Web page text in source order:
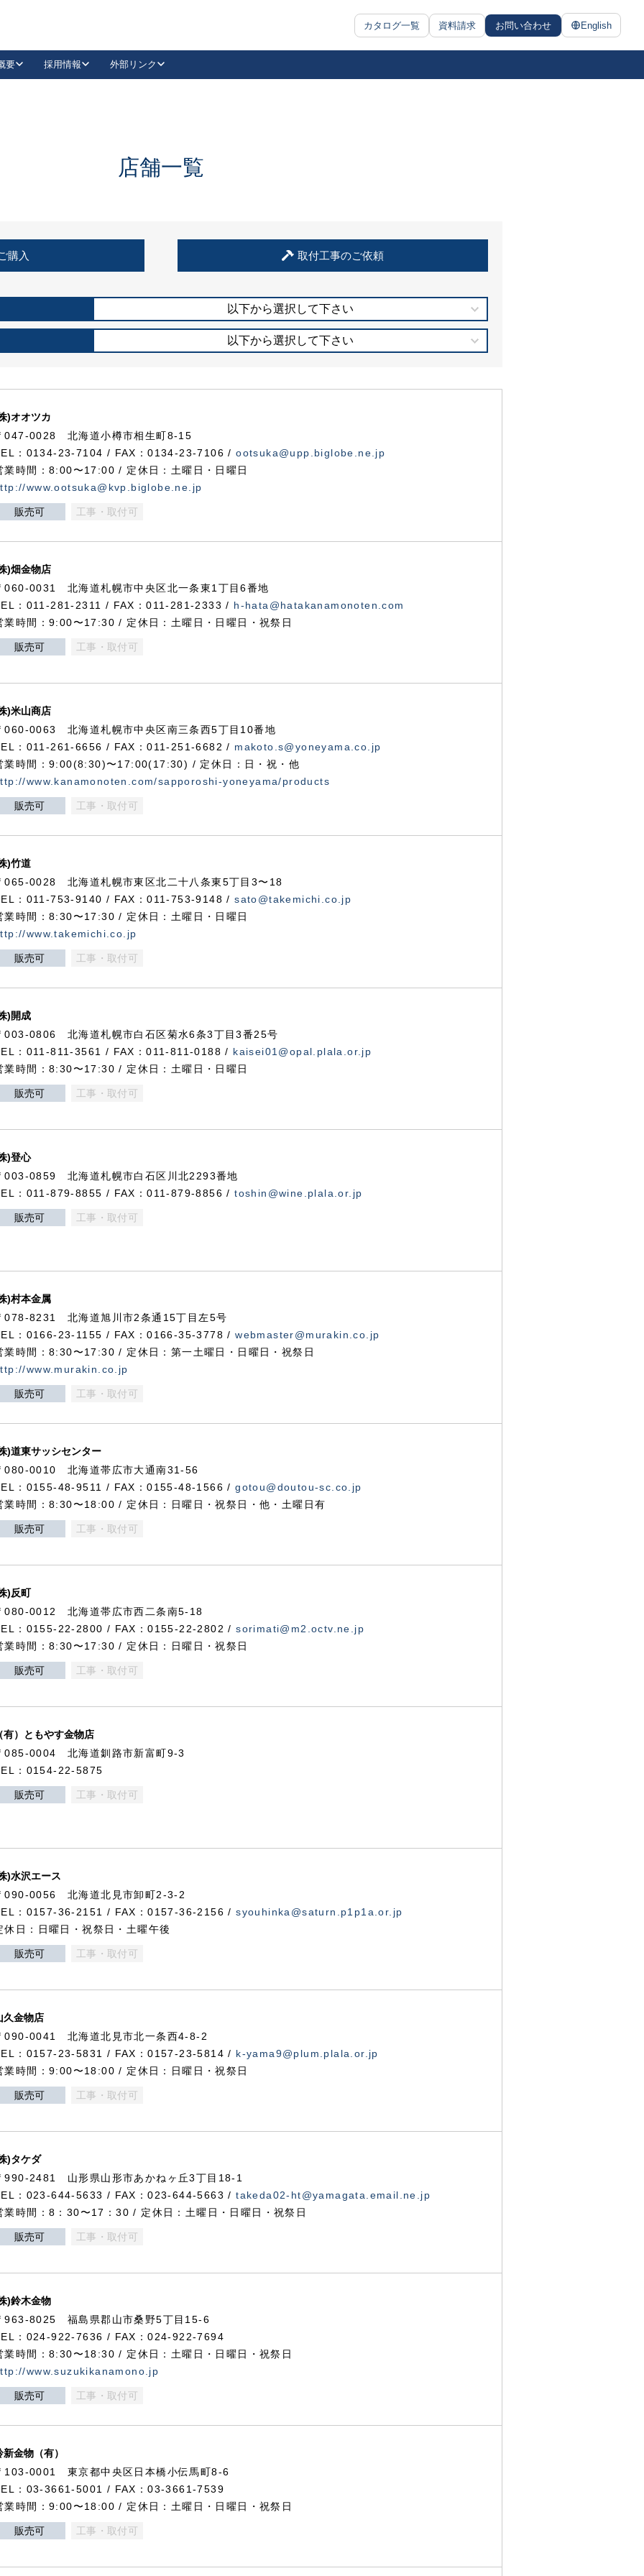
カタログ一覧 資料請求 お問い合わせ English
抗ウイルス・抗菌製品
要 採用情報 外部リンク
LinkedIn
住宅使用部材標準化推進協議会
店舗一覧
購入 取付工事のご依頼
以下から選択して下さい
以下から選択して下さい
)オオツカ
047-0028 北海道小樽市相生町8-15
：0134-23-7104 / FAX：0134-23-7106 /ootsuka@upp.biglobe.ne.jp
業時間：8:00〜17:00 / 定休日：土曜日・日曜日
www.ootsuka@kvp.biglobe.ne.jp
販売可 工事・取付可
)畑金物店
060-0031 北海道札幌市中央区北一条東1丁目6番地
：011-281-2311 / FAX：011-281-2333 / h-hata@hatakanamonoten.com
業時間：9:00〜17:30 / 定休日：土曜日・日曜日・祝祭日
販売可 工事・取付可
)米山商店
060-0063 北海道札幌市中央区南三条西5丁目10番地
：011-261-6656 / FAX：011-251-6682 / makoto.s@yoneyama.co.jp
業時間：9:00(8:30)〜17:00(17:30) / 定休日：日・祝・他
www.kanamonoten.com/sapporoshi-yoneyama/products
販売可 工事・取付可
)竹道
065-0028 北海道札幌市東区北二十八条東5丁目3〜18
：011-753-9140 / FAX：011-753-9148 /sato@takemichi.co.jp
業時間：8:30〜17:30 / 定休日：土曜日・日曜日
www.takemichi.co.jp
販売可 工事・取付可
)開成
003-0806 北海道札幌市白石区菊水6条3丁目3番25号
：011-811-3561 / FAX：011-811-0188 / kaisei01@opal.plala.or.jp
業時間：8:30〜17:30 / 定休日：土曜日・日曜日
販売可 工事・取付可
)登心
003-0859 北海道札幌市白石区川北2293番地
：011-879-8855 / FAX：011-879-8856 /toshin@wine.plala.or.jp
販売可 工事・取付可
)村本金属
078-8231 北海道旭川市2条通15丁目左5号
：0166-23-1155 / FAX：0166-35-3778 /webmaster@murakin.co.jp
業時間：8:30〜17:30 / 定休日：第一土曜日・日曜日・祝祭日
www.murakin.co.jp
販売可 工事・取付可
)道東サッシセンター
080-0010 北海道帯広市大通南31-56
：0155-48-9511 / FAX：0155-48-1566 /gotou@doutou-sc.co.jp
業時間：8:30〜18:00 / 定休日：日曜日・祝祭日・他・土曜日有
販売可 工事・取付可
)反町
080-0012 北海道帯広市西二条南5-18
：0155-22-2800 / FAX：0155-22-2802 /sorimati@m2.octv.ne.jp
業時間：8:30〜17:30 / 定休日：日曜日・祝祭日
販売可 工事・取付可
有）ともやす金物店
085-0004 北海道釧路市新富町9-3
：0154-22-5875
販売可 工事・取付可
)水沢エース
090-0056 北海道北見市卸町2-3-2
：0157-36-2151 / FAX：0157-36-2156 /syouhinka@saturn.p1p1a.or.jp
休日：日曜日・祝祭日・土曜午後
販売可 工事・取付可
久金物店
090-0041 北海道北見市北一条西4-8-2
：0157-23-5831 / FAX：0157-23-5814 / k-yama9@plum.plala.or.jp
業時間：9:00〜18:00 / 定休日：日曜日・祝祭日
販売可 工事・取付可
)タケダ
990-2481 山形県山形市あかねヶ丘3丁目18-1
：023-644-5633 / FAX：023-644-5663 /takeda02-ht@yamagata.email.ne.jp
業時間：8：30〜17：30 / 定休日：土曜日・日曜日・祝祭日
販売可 工事・取付可
)鈴木金物
963-8025 福島県郡山市桑野5丁目15-6
：024-922-7636 / FAX：024-922-7694
業時間：8:30〜18:30 / 定休日：土曜日・日曜日・祝祭日
www.suzukikanamono.jp
販売可 工事・取付可
新金物（有）
103-0001 東京都中央区日本橋小伝馬町8-6
：03-3661-5001 / FAX：03-3661-7539
業時間：9:00〜18:00 / 定休日：土曜日・日曜日・祝祭日
販売可 工事・取付可